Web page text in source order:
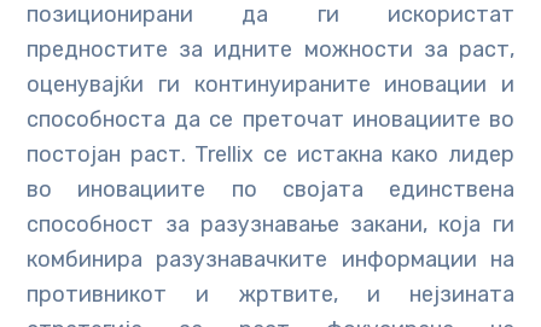
позиционирани да ги искористат
предностите за идните можности за раст,
оценувајќи ги континуираните иновации и
способноста да се преточат иновациите во
постојан раст. Trellix се истакна како лидер
во иновациите по својата единствена
способност за разузнавање закани, која ги
комбинира разузнавачките информации на
противникот и жртвите, и нејзината